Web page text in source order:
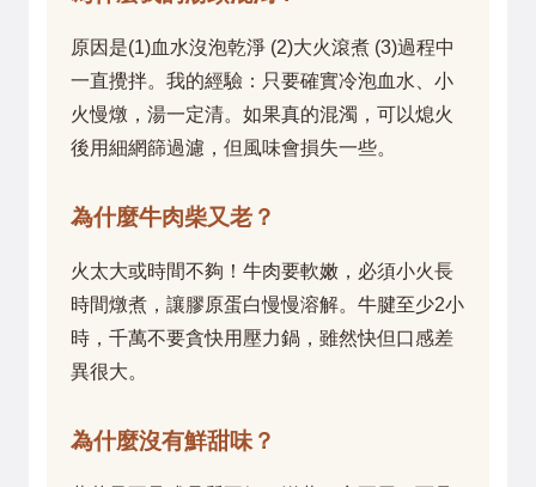
原因是(1)血水沒泡乾淨 (2)大火滾煮 (3)過程中
一直攪拌。我的經驗：只要確實冷泡血水、小
火慢燉，湯一定清。如果真的混濁，可以熄火
後用細網篩過濾，但風味會損失一些。
為什麼牛肉柴又老？
火太大或時間不夠！牛肉要軟嫩，必須小火長
時間燉煮，讓膠原蛋白慢慢溶解。牛腱至少2小
時，千萬不要貪快用壓力鍋，雖然快但口感差
異很大。
為什麼沒有鮮甜味？